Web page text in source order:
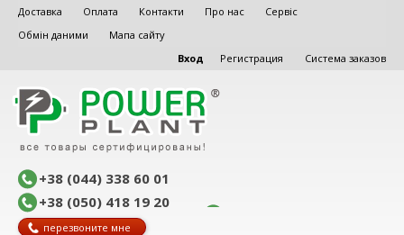
Доставка Оплата Контакти Про нас
Сервіс
Обмін даними
Мапа сайту
Вход
Регистрация Система заказов
+38 (044) 338 60 01
+38 (050) 418 19 20
перезвоните мне